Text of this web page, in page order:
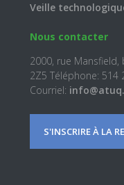
Veille
Nous contacter
2000, rue Mansfield,
2Z5 Téléphone: 514
Courriel:
S'INSCRIRE À LA